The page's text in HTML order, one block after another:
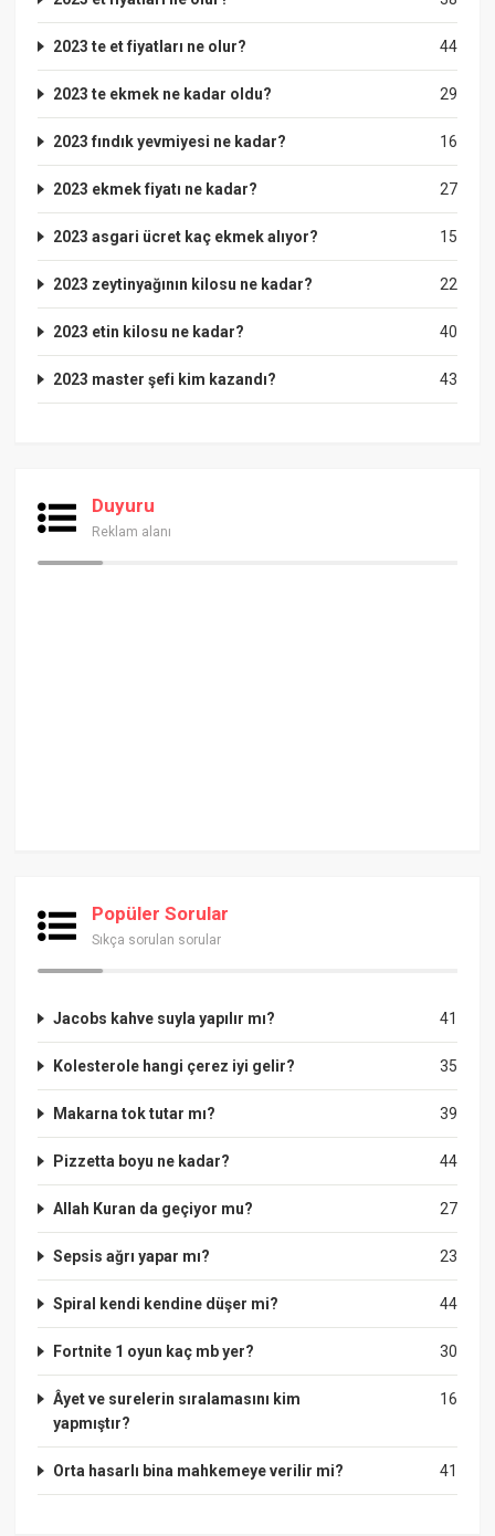
44
2023 te et fiyatları ne olur?
29
2023 te ekmek ne kadar oldu?
16
2023 fındık yevmiyesi ne kadar?
27
2023 ekmek fiyatı ne kadar?
15
2023 asgari ücret kaç ekmek alıyor?
22
2023 zeytinyağının kilosu ne kadar?
40
2023 etin kilosu ne kadar?
43
2023 master şefi kim kazandı?
Duyuru
Reklam alanı
Popüler Sorular
Sıkça sorulan sorular
41
Jacobs kahve suyla yapılır mı?
35
Kolesterole hangi çerez iyi gelir?
39
Makarna tok tutar mı?
44
Pizzetta boyu ne kadar?
27
Allah Kuran da geçiyor mu?
23
Sepsis ağrı yapar mı?
44
Spiral kendi kendine düşer mi?
30
Fortnite 1 oyun kaç mb yer?
16
Âyet ve surelerin sıralamasını kim
yapmıştır?
41
Orta hasarlı bina mahkemeye verilir mi?